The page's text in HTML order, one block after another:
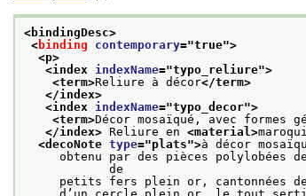
<bindingDesc>
<binding contemporary="true">
<p>
<index indexName="typo_reliure">
<term>Reliure à décor</term>
</index>
<index indexName="typo_decor">
<term>Décor mosaïqué, avec formes
</index> Reliure en <material>
<decoNote type="plats">à décor
obtenu par des pièces polylobées de
            de
petits fers plein or, cantonnées de